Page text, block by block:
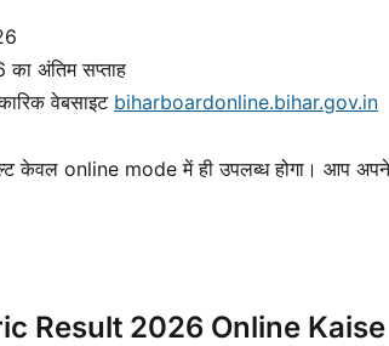
का अंतिम सप्ताह
वेबसाइट biharboardonline.bihar.gov.in
केवल online mode में ही उपलब्ध होगा। आप
Result 2026 Online